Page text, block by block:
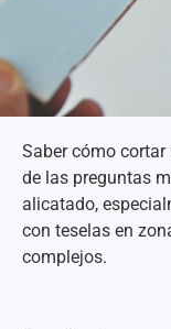
Saber cómo
de las preguntas
alicatado,
con teselas en
complejos.